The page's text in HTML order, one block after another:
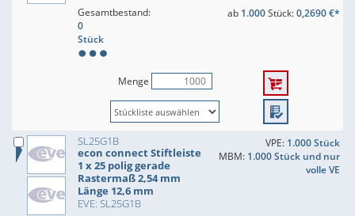
Gesamtbestand:
0
Stück
ab 1.000Stück:0,2690 €*
Menge
SL25G1B
econ connect Stiftleiste
1 x 25 polig gerade
Rastermaß 2,54 mm
Länge 12,6 mm
EVE: SL25G1B
VPE: 1.000 Stück
MBM: 1.000 Stück und nur
volle VE